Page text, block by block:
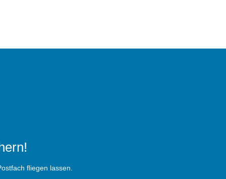
fliegen lassen.